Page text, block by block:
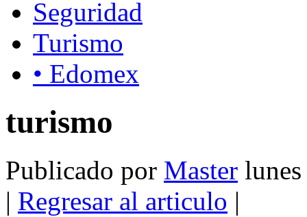
Seguridad
Turismo
• Edomex
turismo
Publicado por Master
| Regresar al articulo |